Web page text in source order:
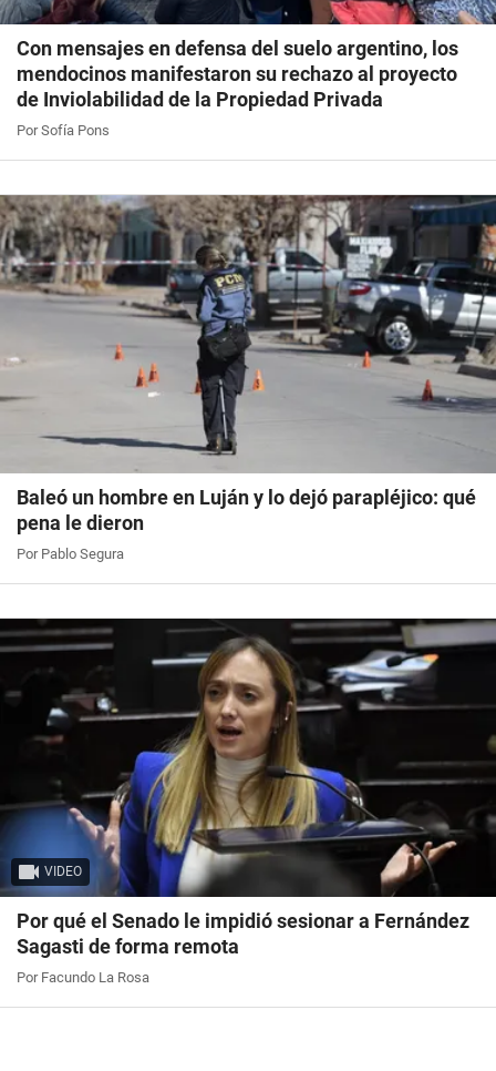
Con mensajes en defensa del suelo argentino, los
mendocinos manifestaron su rechazo al proyecto
de Inviolabilidad de la Propiedad Privada
Por Sofía Pons
Baleó un hombre en Luján y lo dejó parapléjico: qué
pena le dieron
Por Pablo Segura
VIDEO
Por qué el Senado le impidió sesionar a Fernández
Sagasti de forma remota
Por Facundo La Rosa